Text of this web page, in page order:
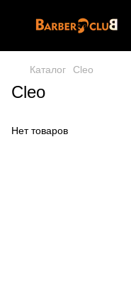
Каталог Cleo
Cleo
Нет товаров